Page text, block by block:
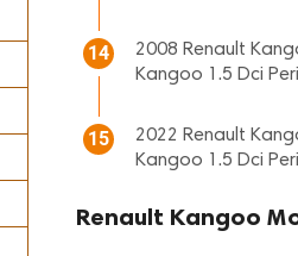
14
2008 Renault
Kangoo 1.5 Dci
15
2022 Renault
Kangoo 1.5 Dci
Renault Kangoo